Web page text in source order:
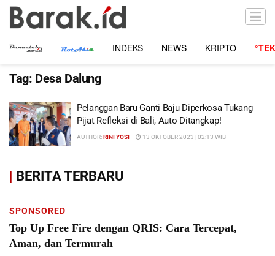
INDEKS NEWS KRIPTO
Tag: Desa Dalung
Pelanggan Baru Ganti Baju Diperkosa Tukang
Pijat Refleksi di Bali, Auto Ditangkap!
AUTHOR:RINI YOSI 13 OKTOBER 2023 | 02:13 WIB
| BERITA TERBARU
SPONSORED
Top Up Free Fire dengan QRIS: Cara Tercepat,
Aman, dan Termurah